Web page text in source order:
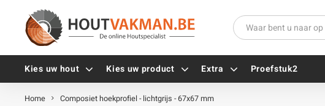
Kies uw hout Kies uw product Extra Proefstuk2
Home Composiet hoekprofiel - lichtgrijs - 67x67 mm